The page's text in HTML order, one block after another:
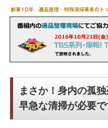
まさか！身内の孤
早急な清掃が必要で